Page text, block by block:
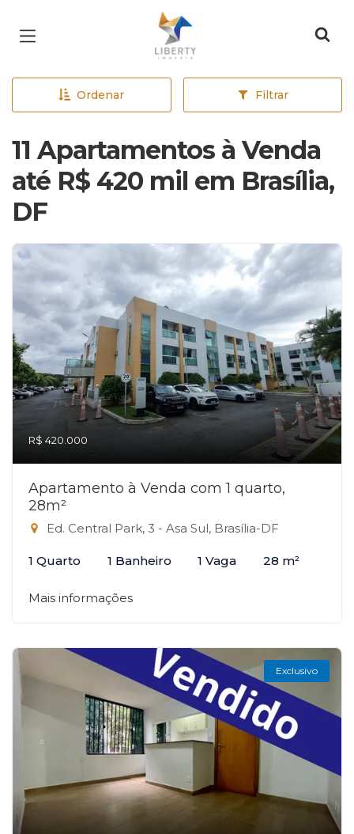
Página inicial
Ordenar Filtrar
11 Apartamentos à Venda
até R$ 420 mil em Brasília,
DF
R$ 420.000
Apartamento à Venda com 1 quarto,
28m²
Ed. Central Park, 3 - Asa Sul, Brasília-DF
1 Quarto 1 Banheiro 1 Vaga 28 m²
Mais informações
Exclusivo